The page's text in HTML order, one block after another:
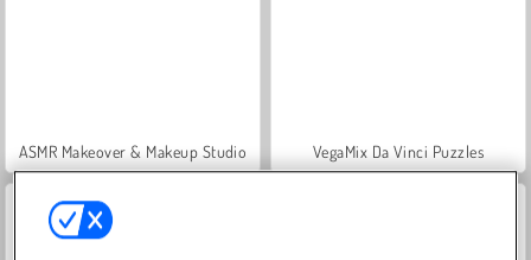
ASMR Makeover & Makeup Studio VegaMix Da Vinci Puzzles